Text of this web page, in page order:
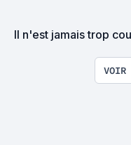
Il n'est jamais trop
VOIR